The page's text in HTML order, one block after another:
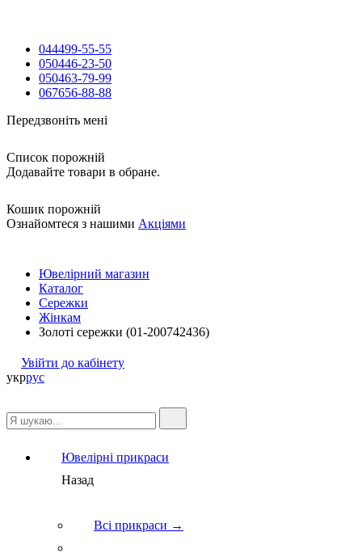
044499-55-55
050446-23-50
050463-79-99
067656-88-88
Передзвоніть мені
Список порожній
Додавайте товари в обране.
Кошик порожній
Ознайомтеся з нашими Акціями
Ювелірний магазин
Каталог
Сережки
Жінкам
Золоті сережки (01-200742436)
Увійти до кабінету
укррус
Ювелірні прикраси
Назад
Всі прикраси →